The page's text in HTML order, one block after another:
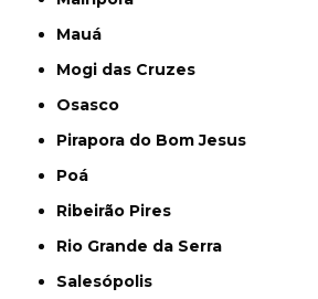
Mauá
Mogi das Cruzes
Osasco
Pirapora do Bom Jesus
Poá
Ribeirão Pires
Rio Grande da Serra
Salesópolis